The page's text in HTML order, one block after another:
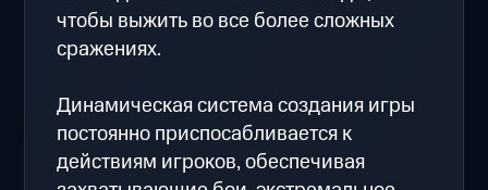
чтобы выжить во все более сложных
сражениях.
Динамическая система создания игры
постоянно приспосабливается к
действиям игроков, обеспечивая